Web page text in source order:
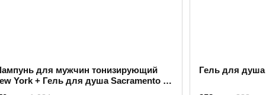
для мужчин тонизирующий
York + Гель для душа Sacramento +
Гель для душа